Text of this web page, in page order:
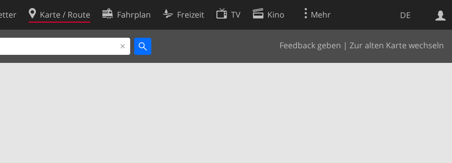
DE
Karte / Route Fahrplan Freizeit TV Kino Mehr
Feedback geben | Zur alten Karte wechseln
Websuche
Cookie-Richtlinie
Cookie-Einstellungen